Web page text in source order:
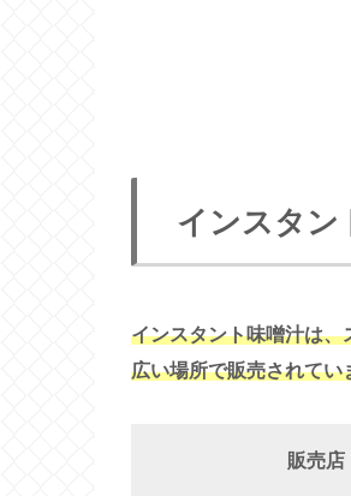
インスタン
インスタント味噌汁は、
広い場所で販売されてい
販売店